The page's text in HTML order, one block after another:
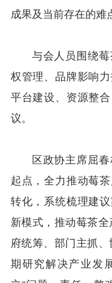
成果及当前存在的难
与会人员围绕
权管理、品牌影响
平台建设、资源整
议。
区政协主席屈
起点，全力推动莓
转化，系统梳理建
新模式，推动莓茶
府统筹、部门主抓
期研究解决产业发